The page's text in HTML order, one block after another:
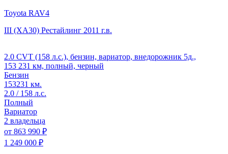
Toyota RAV4
III (XA30) Рестайлинг 2011 г.в.
2.0 CVT (158 л.с.), бензин, вариатор, внедорожник 5д.,
153 231 км, полный, черный
Бензин
153231 км.
2.0 / 158 л.с.
Полный
Вариатор
2 владельца
от 863 990 ₽
1 249 000 ₽